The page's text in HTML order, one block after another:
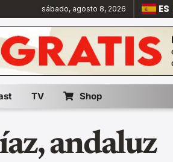
sábado, agosto 8, 2026 ES
TV Shop
andaluz